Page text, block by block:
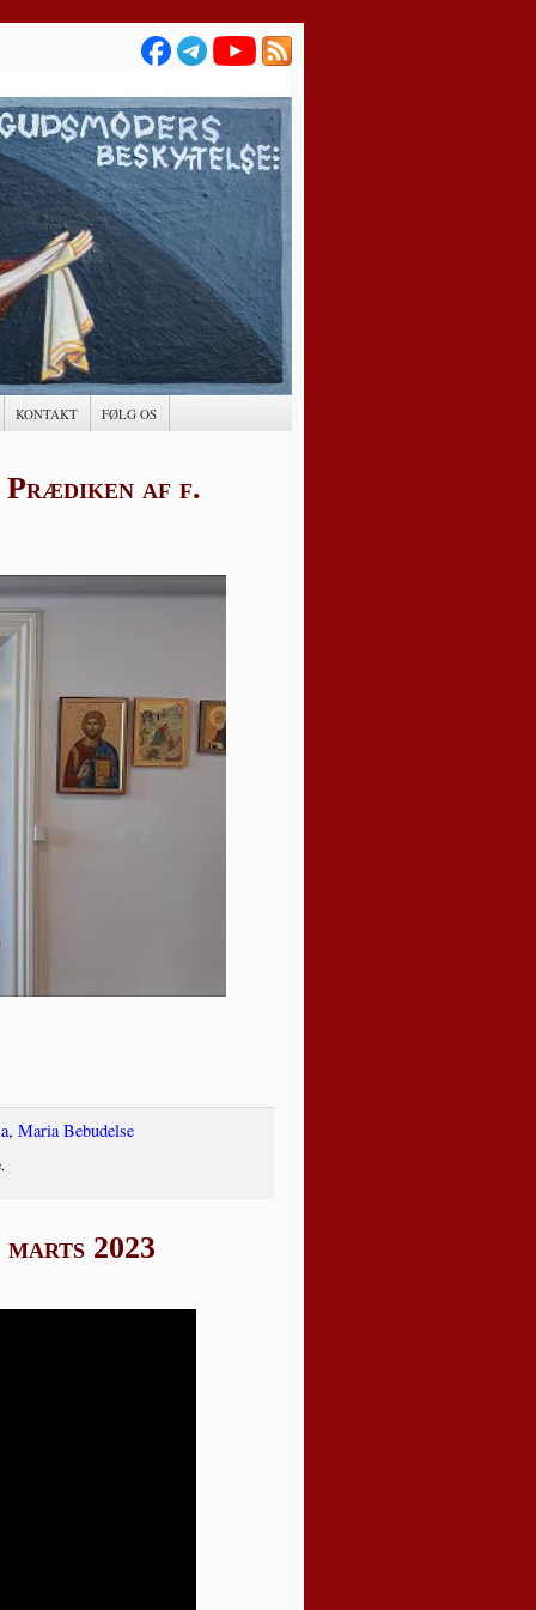
KONTAKT FØLG OS
Prædiken af f.
, Maria Bebudelse
2023